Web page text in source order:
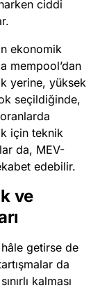
ciddi
ekonomik
mempool’dan
yerine, yüksek
seçildiğinde,
için teknik
da, MEV-
edebilir.
ve
hâle getirse de
da
kalması